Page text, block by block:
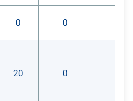
0 0
20 0